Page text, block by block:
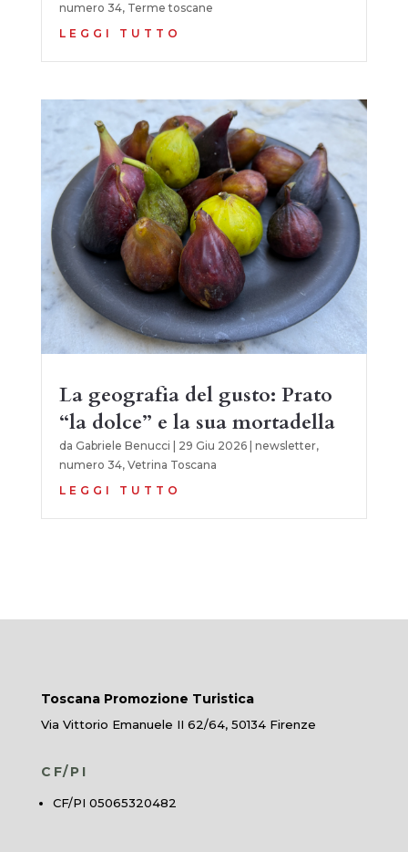
numero 34, Terme toscane
LEGGI TUTTO
La geografia del gusto: Prato
“la dolce” e la sua mortadella
da Gabriele Benucci 29 Giu 2026| newsletter,
numero 34, Vetrina Toscana
LEGGI TUTTO
Toscana Promozione Turistica
Via Vittorio Emanuele II 62/64, 50134 Firenze
CF/PI
CF/PI 05065320482